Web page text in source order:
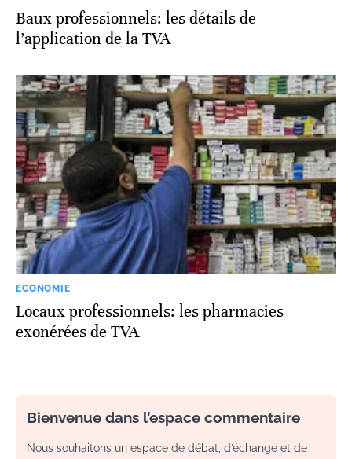
Baux professionnels: les détails de
l’application de la TVA
ECONOMIE
Locaux professionnels: les pharmacies
exonérées de TVA
Bienvenue dans l’espace commentaire
Nous souhaitons un espace de débat, d’échange et de